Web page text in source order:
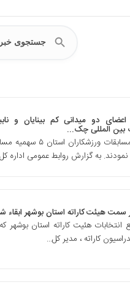
اعضای دو میدانی کم بینایان و
بین المللی چک...
در این مسابقات
به گزارش روابط عمومی اداره
هیئت کاراته استان بوشهر ابقاء
انتخابات هئیت کاراته استان بوشهر
کاراته ، مدیر کل...